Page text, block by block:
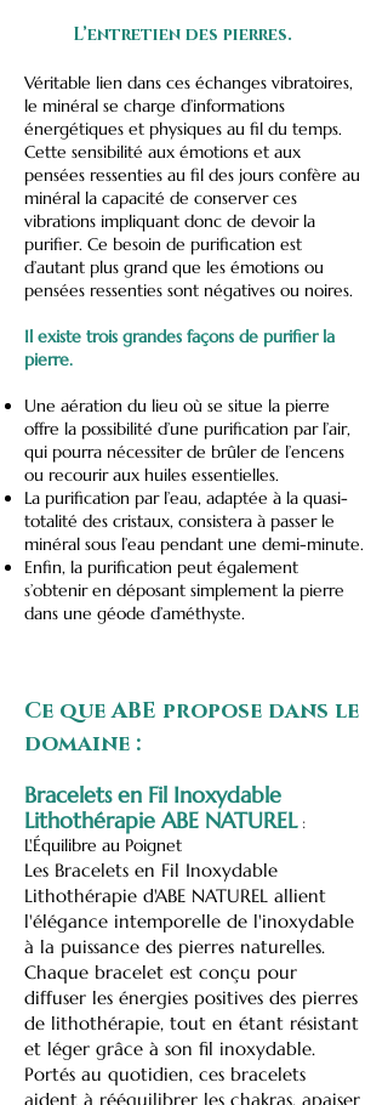
L’entretien des pierres.
Véritable lien dans ces échanges vibratoires,
le minéral se charge d’informations
énergétiques et physiques au fil du temps.
Cette sensibilité aux émotions et aux
pensées ressenties au fil des jours confère au
minéral la capacité de conserver ces
vibrations impliquant donc de devoir la
purifier. Ce besoin de purification est
d’autant plus grand que les émotions ou
pensées ressenties sont négatives ou noires.
Il existe trois grandes façons de purifier la
pierre.
Une aération du lieu où se situe la pierre
offre la possibilité d’une purification par l’air,
qui pourra nécessiter de brûler de l’encens
ou recourir aux huiles essentielles.
La purification par l’eau, adaptée à la quasi-
totalité des cristaux, consistera à passer le
minéral sous l’eau pendant une demi-minute.
Enfin, la purification peut également
s’obtenir en déposant simplement la pierre
dans une géode d’améthyste.
Ce que ABE propose dans le
domaine :
Bracelets en Fil Inoxydable
Lithothérapie ABE NATUREL:
L'Équilibre au Poignet
Les Bracelets en Fil Inoxydable
Lithothérapie d'ABE NATUREL allient
l'élégance intemporelle de l'inoxydable
à la puissance des pierres naturelles.
Chaque bracelet est conçu pour
diffuser les énergies positives des pierres
de lithothérapie, tout en étant résistant
et léger grâce à son fil inoxydable.
Portés au quotidien, ces bracelets
aident à rééquilibrer les chakras, apaiser